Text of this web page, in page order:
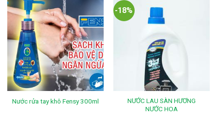
Nước rửa tay khô Fensy 300ml
-18%
NƯỚC LAU SÀN HƯƠNG
NƯỚC HOA